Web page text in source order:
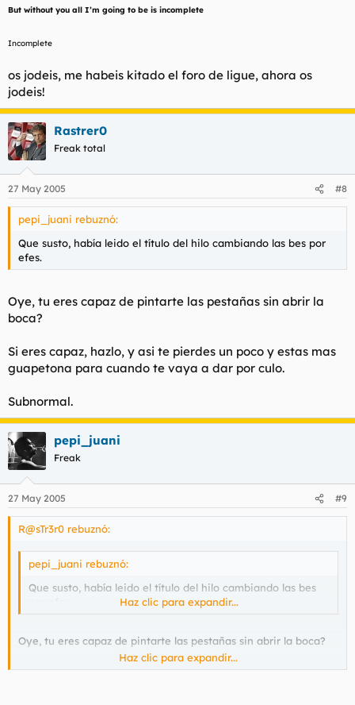
But without you all I’m going to be is incomplete
Incomplete
os jodeis, me habeis kitado el foro de ligue, ahora os
jodeis!
Rastrer0
Freak total
27 May 2005 #8
pepi_juani rebuznó:
Que susto, había leido el título del hilo cambiando las bes por
efes.
Oye, tu eres capaz de pintarte las pestañas sin abrir la
boca?
Si eres capaz, hazlo, y asi te pierdes un poco y estas mas
guapetona para cuando te vaya a dar por culo.
Subnormal.
pepi_juani
Freak
27 May 2005 #9
R@sTr3r0 rebuznó:
pepi_juani rebuznó:
Que susto, había leido el título del hilo cambiando las bes
Haz clic para expandir...
Oye, tu eres capaz de pintarte las pestañas sin abrir la boca?
Si eres capaz, hazlo, y asi te pierdes un poco y estas mas
Haz clic para expandir...